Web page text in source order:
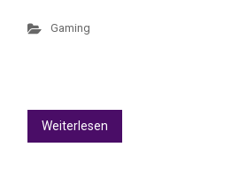
Gaming
Weiterlesen